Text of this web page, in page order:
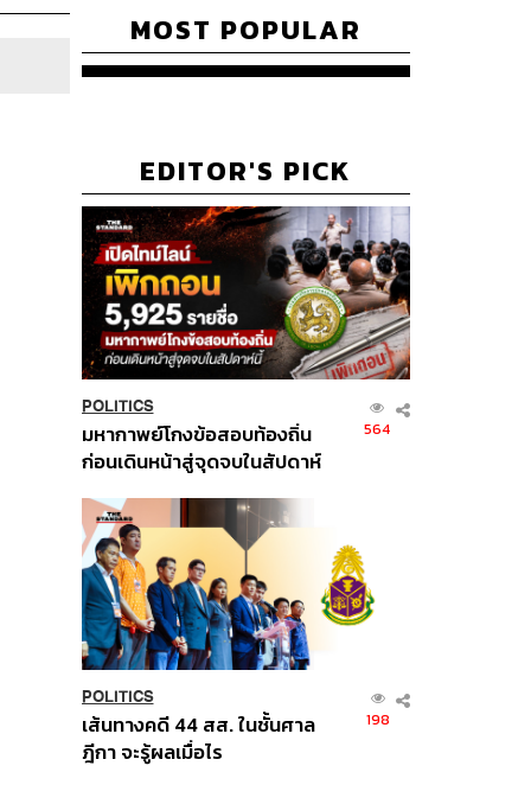
MOST POPULAR
EDITOR'S PICK
POLITICS
มหากาพย์โกงข้อสอบท้องถิ่น
ก่อนเดินหน้าสู่จุดจบในสัปดาห์
564
POLITICS
เส้นทางคดี 44 สส. ในชั้นศาล
ฎีกา จะรู้ผลเมื่อไร
198